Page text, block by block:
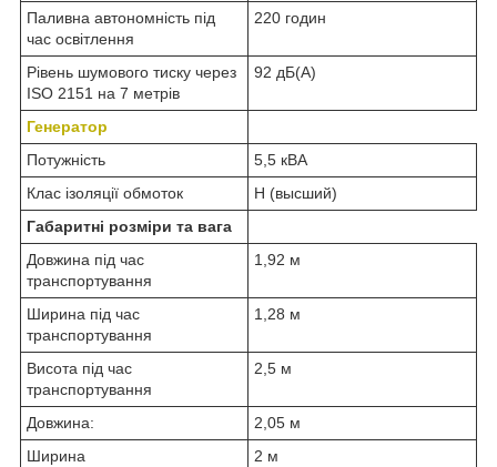
Паливна автономність під
час освітлення
220 годин
Рівень шумового тиску через
ISO 2151 на 7 метрів
92 дБ(А)
Генератор
Потужність
5,5 кВА
Клас ізоляції обмоток
Н (высший)
Габаритні розміри та вага
Довжина під час
транспортування
1,92 м
Ширина під час
транспортування
1,28 м
Висота під час
транспортування
2,5 м
Довжина:
2,05 м
Ширина
2 м